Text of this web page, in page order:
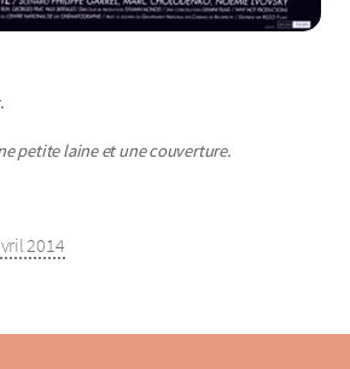
petite laine et une couverture.
2014